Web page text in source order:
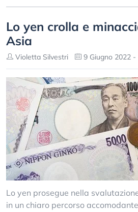
Lo yen crolla e
Asia
Violetta Silvestri 9 Giugno 2022 -
Lo yen prosegue nella
in un chiaro percorso